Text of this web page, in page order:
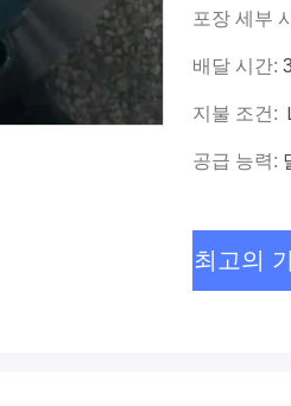
포장 세부
배달 시간:
지불 조건:
공급 능력:
최고의